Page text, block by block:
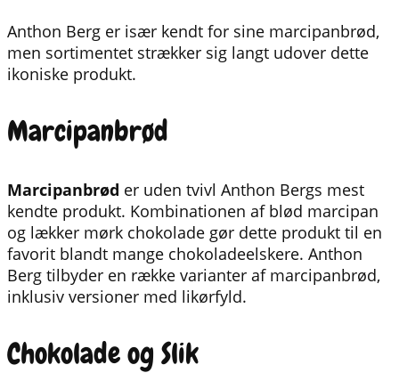
Anthon Berg er især kendt for sine marcipanbrød,
men sortimentet strækker sig langt udover dette
ikoniske produkt.
Marcipanbrød
Marcipanbrød er uden tvivl Anthon Bergs mest
kendte produkt. Kombinationen af blød marcipan
og lækker mørk chokolade gør dette produkt til en
favorit blandt mange chokoladeelskere. Anthon
Berg tilbyder en række varianter af marcipanbrød,
inklusiv versioner med likørfyld.
Chokolade og Slik